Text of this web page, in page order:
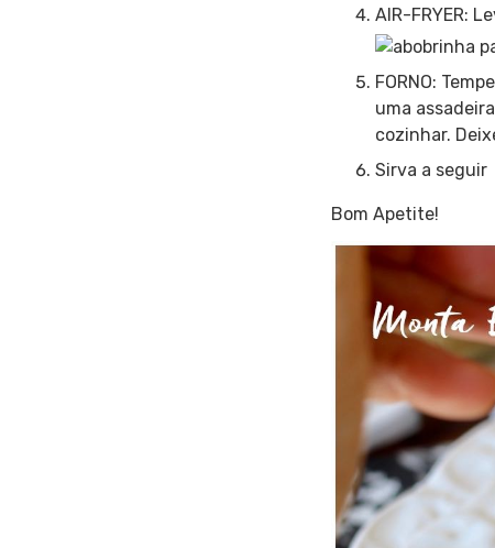
AIR-FRYER:
FORNO:
uma
cozinhar.
Sirva a seguir
Bom Apetite!